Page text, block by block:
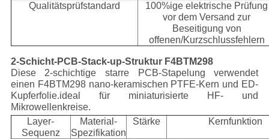
Qualitätsprüfstandard
100%ige elektrische Prüfung
vor dem Versand zur
Beseitigung von
offenen/Kurzschlussfehlern
2-Schicht-PCB-Stack-up-Struktur F4BTM298
Diese 2-schichtige starre PCB-Stapelung verwendet
einen F4BTM298 nano-keramischen PTFE-Kern und ED-
Kupferfolie.ideal für miniaturisierte HF- und
Mikrowellenkreise.
Layer-
Sequenz
Material-
Spezifikation
Stärke Kernfunktion